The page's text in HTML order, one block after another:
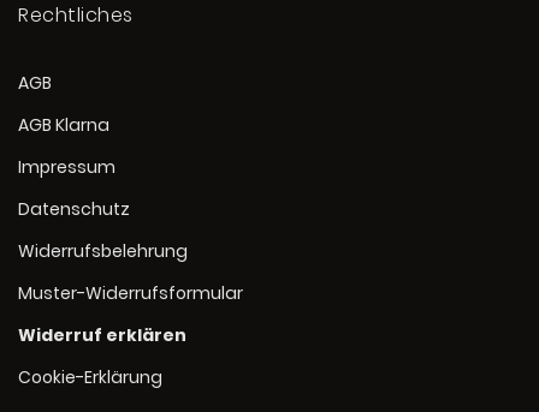
Rechtliches
AGB
AGB Klarna
Impressum
Datenschutz
Widerrufsbelehrung
Muster-Widerrufsformular
Widerruf erklären
Cookie-Erklärung